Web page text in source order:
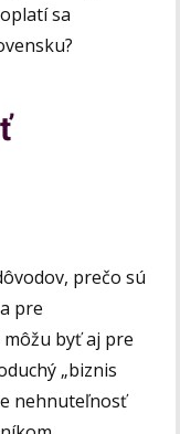
sa
prečo sú
pre
byť aj pre
„biznis
nehnuteľnosť